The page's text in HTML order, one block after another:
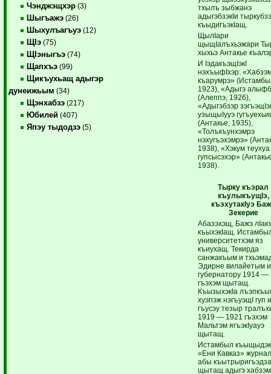
Чэнджэщхэр (3)
Шыгъажэ (26)
Шыхулъагъуэ (12)
ЩIэ (75)
ЩIэныгъэ (74)
Щапхъэ (99)
Щикъухьащ адыгэр
дунеижьым (34)
Щэнхабзэ (217)
Юбилей (407)
Япэу тыдодзэ (5)
тхылъ зыбжанэ
адыгэбзэкIи
къыдигъэкIащ.
ЩылIари
щыщIалъхьэжари
хыхьэ Антакье
И IэдакъэщIэкI
нэхъыфIхэр:
къарумрэ»
1923), «Адыгэ
(Алеппэ, 1926),
«Адыгэбзэр
узыщыIууэ
(Антакье, 1935),
«Толъкъунхэмрэ
нэхугъэхэмрэ»
1938), «Хэкум теухуа
гупсысэхэр»
1938).
Тырку къэрал
къулыкъущIэ,
къэхутакIуэ
Зекерие
Абазэхэщ, Бажэ
къыхэкIащ.
университетхэм яз
къиухащ. Текирда
санжакъым и
Эдирне вилайетым и
губернатору 1914 —
гъэхэм щытащ.
КъызыхэкIа
хуэпэж нэгъуэщI гуп
гъусэу тезыр
1919 — 1921 гъэхэм
Мальтэм ягъэкIуауэ
щытащ.
Истамбыл
«Ени Кавказ»
абы
щытащ адыгэ хабзэм